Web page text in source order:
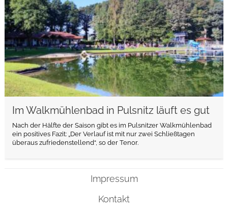
Im Walkmühlenbad in Pulsnitz läuft es gut
Nach der Hälfte der Saison gibt es im Pulsnitzer Walkmühlenbad
ein positives Fazit: „Der Verlauf ist mit nur zwei Schließtagen
überaus zufriedenstellend“, so der Tenor.
Impressum
Kontakt